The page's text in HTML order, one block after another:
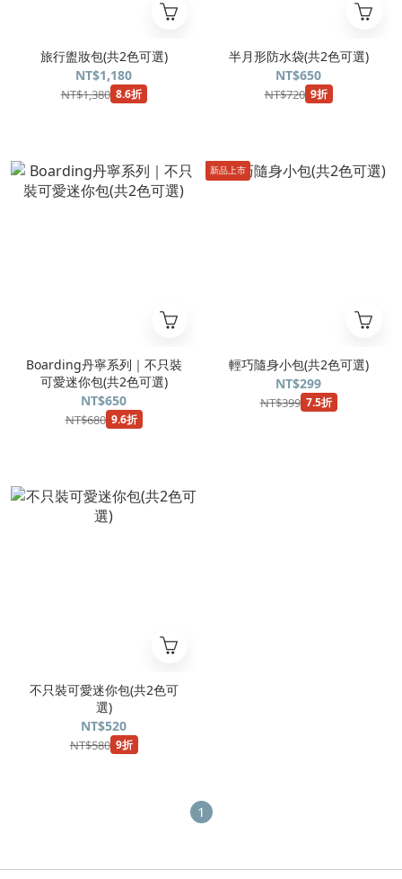
旅行盥妝包(共2色可選)
NT$1,180
NT$1,380 8.6折
半月形防水袋(共2色可選)
NT$650
NT$720 9折
Boarding丹寧系列｜不只裝
可愛迷你包(共2色可選)
NT$650
NT$680 9.6折
新品上市
輕巧隨身小包(共2色可選)
NT$299
NT$399 7.5折
不只裝可愛迷你包(共2色可
選)
NT$520
NT$580 9折
1